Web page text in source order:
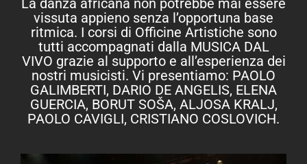
vissuta appieno senza l’opportuna base
ritmica. I corsi di Officine Artistiche sono
tutti accompagnati dalla MUSICA DAL
VIVO grazie al supporto e all’esperienza dei
nostri musicisti. Vi presentiamo: PAOLO
GALIMBERTI, DARIO DE ANGELIS, ELENA
GUERCIA, BORUT SOŠA, ALJOSA KRALJ,
PAOLO CAVIGLI, CRISTIANO COSLOVICH.